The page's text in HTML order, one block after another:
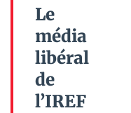
Le
média
libéral
de
l’IREF